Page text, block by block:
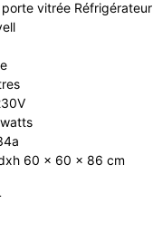
vitrée Réfrigérateur
60 x 60 x 86 cm